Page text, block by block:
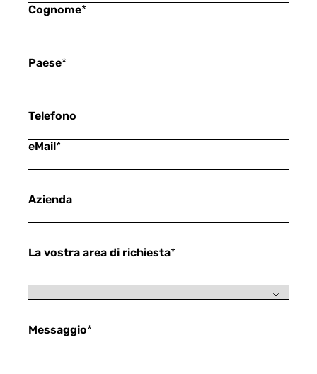
Cognome*
Paese*
Telefono
eMail*
Azienda
La vostra area di richiesta*
Messaggio*